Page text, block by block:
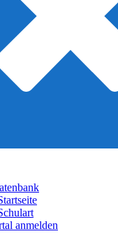
anmelden